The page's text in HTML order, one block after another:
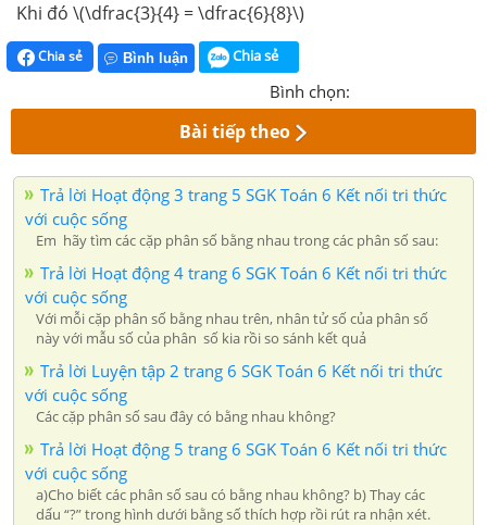
Khi đó \(\dfrac{3}{4} = \dfrac{6}{8}\)
Chia sẻ Bình luận Chia sẻ
Bình chọn:
Bài tiếp theo
Trả lời Hoạt động 3 trang 5 SGK Toán 6 Kết nối tri thức
với cuộc sống
Em hãy tìm các cặp phân số bằng nhau trong các phân số sau:
Trả lời Hoạt động 4 trang 6 SGK Toán 6 Kết nối tri thức
với cuộc sống
Với mỗi cặp phân số bằng nhau trên, nhân tử số của phân số
này với mẫu số của phân số kia rồi so sánh kết quả
Trả lời Luyện tập 2 trang 6 SGK Toán 6 Kết nối tri thức
với cuộc sống
Các cặp phân số sau đây có bằng nhau không?
Trả lời Hoạt động 5 trang 6 SGK Toán 6 Kết nối tri thức
với cuộc sống
a)Cho biết các phân số sau có bằng nhau không? b) Thay các
dấu “?” trong hình dưới bằng số thích hợp rồi rút ra nhận xét.